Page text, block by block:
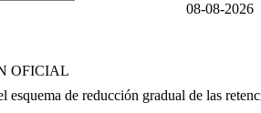
08-08-2026
OFICIAL
de reducción gradual de las